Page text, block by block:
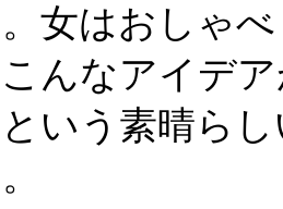
女はおしゃ
んなアイデ
いう素晴ら